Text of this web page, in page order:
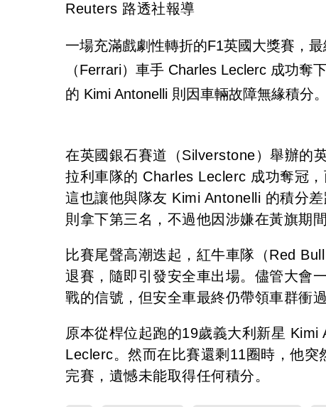
Reuters 路透社報導
一場充滿戲劇性轉折的F1英國大獎賽，
（Ferrari）車手 Charles Leclerc 成功奪
的 Kimi Antonelli 則因車輛故障無緣積分。
在英國銀石賽道（Silverstone）舉辦的
拉利車隊的 Charles Leclerc 成功奪冠
這也讓他與隊友 Kimi Antonelli 的積分
則拿下第三名，不過他因涉嫌在黃旗期
比賽尾聲高潮迭起，紅牛車隊（Red
退賽，隨即引發安全車出場。儘管大會
戰的信號，但安全車最終仍帶領車群衝過
原本從桿位起跑的19歲義大利新星
Leclerc。然而在比賽還剩11圈時，他
完賽，遺憾未能取得任何積分。